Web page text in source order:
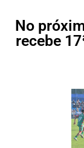
No
recebe